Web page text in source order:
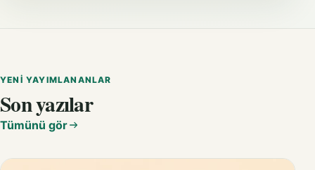
YENI YAYIMLANANLAR
Son yazılar
Tümünü gör